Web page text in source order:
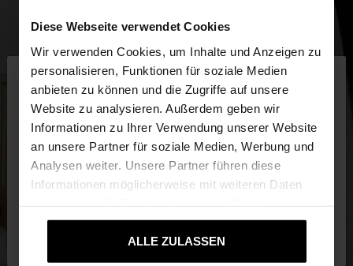
Diese Webseite verwendet Cookies
Wir verwenden Cookies, um Inhalte und Anzeigen zu
personalisieren, Funktionen für soziale Medien
anbieten zu können und die Zugriffe auf unsere
Website zu analysieren. Außerdem geben wir
Informationen zu Ihrer Verwendung unserer Website
an unsere Partner für soziale Medien, Werbung und
Analysen weiter. Unsere Partner führen diese
Informationen möglicherweise mit weiteren Daten
die sie im Rahmen Ihrer Nutzung der Dienste
gesammelt haben.ALLE ZULASSEN
hallo
Sie greifen von Luxembourg auf die Website zu.
Möchten Sie unsere United States Website
Luxembourg
Ja, bringen Sie mich
zu United States